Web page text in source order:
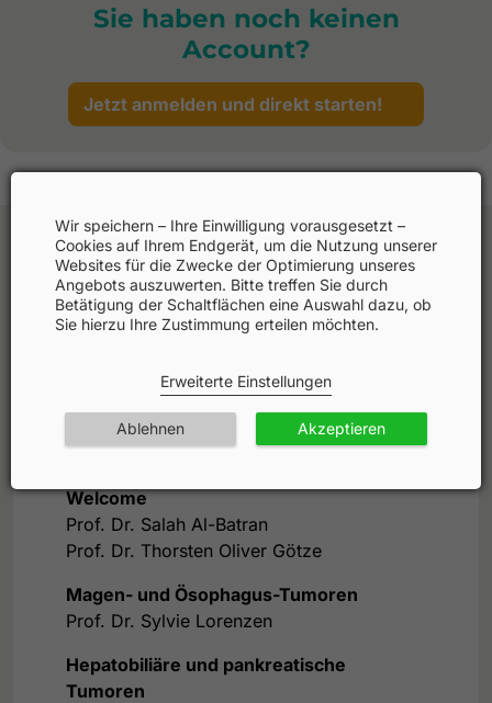
Sie haben noch keinen
Account?
Jetzt anmelden und direkt starten!
Agenda
Fortbildungspartner
Welcome
Prof. Dr. Salah Al-Batran
Prof. Dr. Thorsten Oliver Götze
Magen- und Ösophagus-Tumoren
Prof. Dr. Sylvie Lorenzen
Hepatobiliäre und pankreatische
Tumoren
Wir speichern – Ihre Einwilligung vorausgesetzt –
Cookies auf Ihrem Endgerät, um die Nutzung unserer
Websites für die Zwecke der Optimierung unseres
Angebots auszuwerten. Bitte treffen Sie durch
Betätigung der Schaltflächen eine Auswahl dazu, ob
Sie hierzu Ihre Zustimmung erteilen möchten.
Erweiterte Einstellungen
Ablehnen Akzeptieren